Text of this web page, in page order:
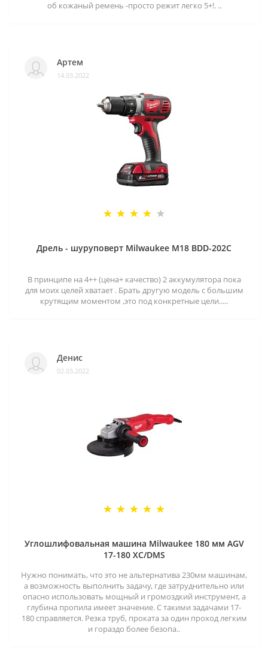
об кожаный ремень -просто режит легко 5+!. ..
Артем
14.03.2022
Дрель - шуруповерт Milwaukee M18 BDD-202C
В принципе на 4++ (цена+ качество) 2 аккумулятора пока
для моих целей хватает . Брать другую модель с большим
крутящим моментом ,это под конкретные цели.....
Денис
02.03.2022
Углошлифовальная машина Milwaukee 180 мм AGV
17-180 XC/DMS
Нужно понимать, что это не альтернатива 230мм машинам,
а возможность выполнить задачу, где затруднительно или
опасно использовать мощный и громоздкий инструмент, а
глубина пропила имеет значение. С такими задачами 17-
180 справляется. Резка труб, проката за один проход легким
и гораздо более безопа..